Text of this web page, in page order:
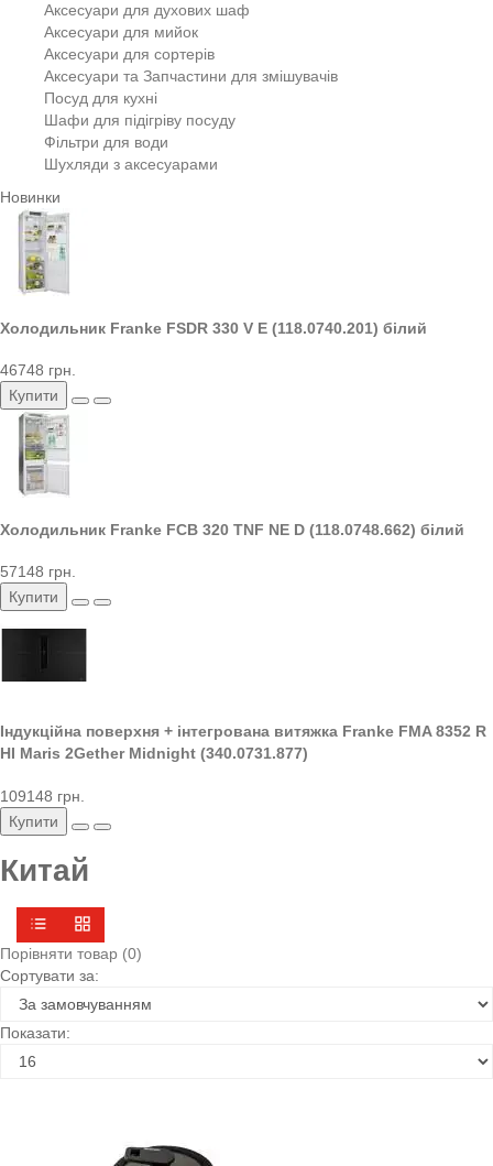
Аксесуари для духових шаф
Аксесуари для мийок
Аксесуари для сортерів
Аксесуари та Запчастини для змішувачів
Посуд для кухні
Шафи для підігріву посуду
Фільтри для води
Шухляди з аксесуарами
Новинки
Холодильник Franke FSDR 330 V E (118.0740.201) білий
46748 грн.
Купити
Холодильник Franke FCB 320 TNF NE D (118.0748.662) білий
57148 грн.
Купити
Індукційна поверхня + інтегрована витяжка Franke FMA 8352 R
HI Maris 2Gether Midnight (340.0731.877)
109148 грн.
Купити
Китай
Порівняти товар (0)
Сортувати за:
Показати: